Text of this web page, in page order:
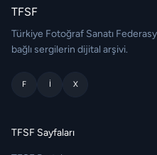
TFSF
Türkiye Fotoğraf Sanatı
bağlı sergilerin dijital arşivi.
F I X
TFSF Sayfaları